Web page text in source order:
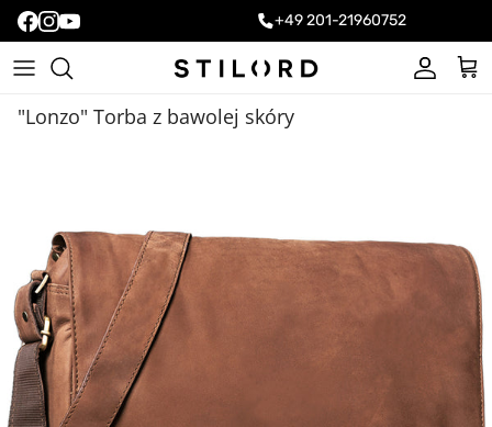
+49 201-21960752
Konto
"Lonzo" Torba z bawolej skóry